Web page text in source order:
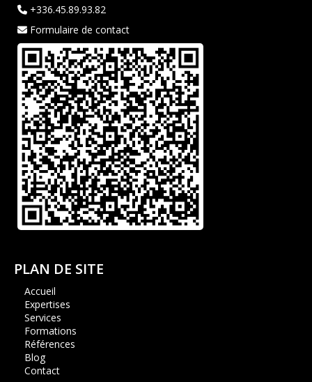
+336.45.89.93.82
Formulaire de contact
PLAN DE SITE
Accueil
Expertises
Services
Formations
Références
Blog
Contact